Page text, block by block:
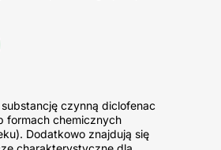
substancję czynną diclofenac
formach chemicznych
Dodatkowo znajdują się
Unia zawiera
czynną z grupy
sumatriptan jako
leku to nimesulid, należący
substancję czynną w postaci
fosfomycin trometamol jako
jako substancję czynną
należący do grupy
miejscowego działania
zmian skórnych związanych z
właściwości
Albendazol jest substancją